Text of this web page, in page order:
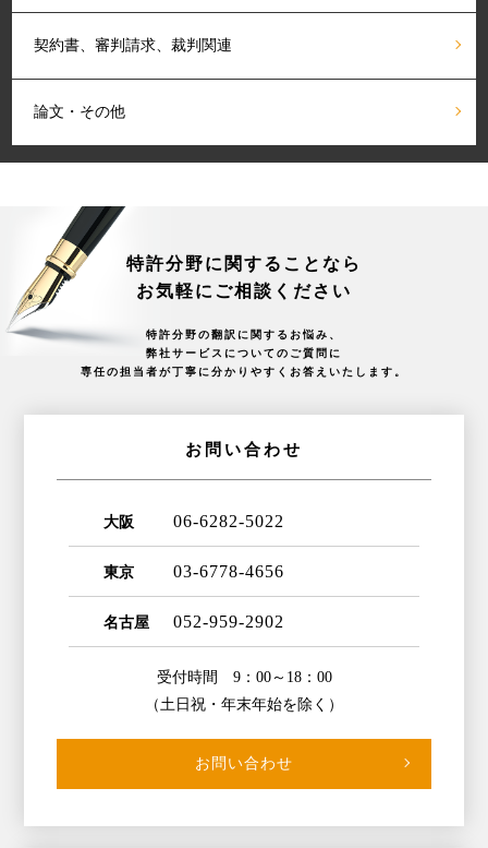
契約書、審判請求、裁判関連
論文・その他
特許分野に関することなら
お気軽にご相談ください
特許分野の翻訳に関するお悩み、
弊社サービスについてのご質問に
専任の担当者が丁寧に分かりやすくお答えいたします。
お問い合わせ
大阪 06-6282-5022
東京 03-6778-4656
名古屋 052-959-2902
受付時間 9：00～18：00
（土日祝・年末年始を除く）
お問い合わせ